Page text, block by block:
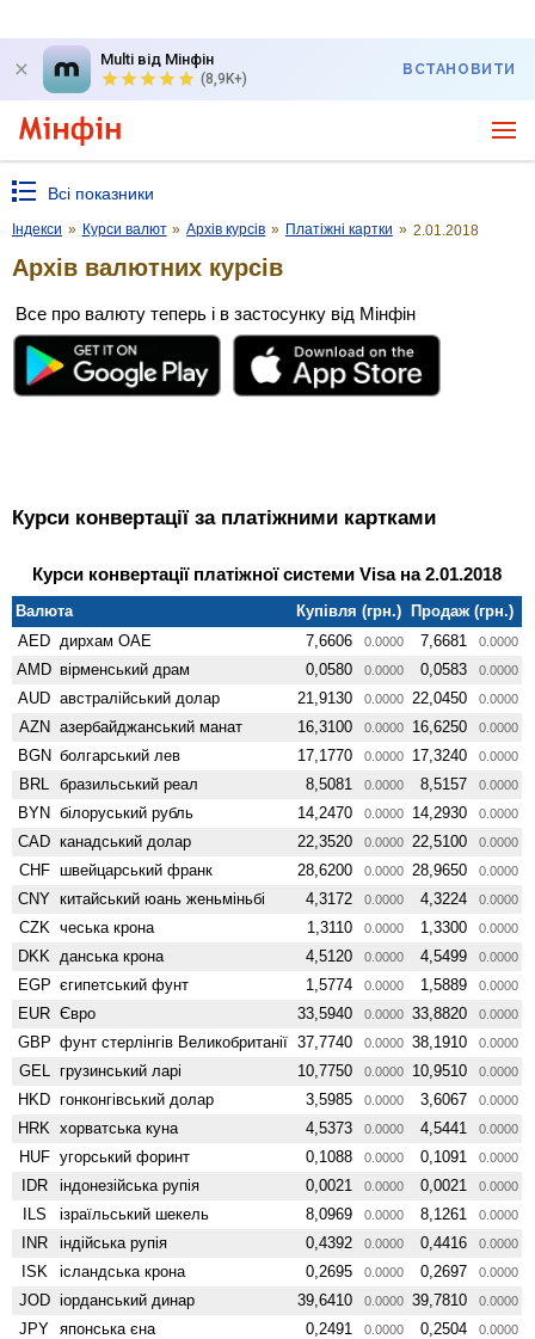
Multi від Мінфін
(8,9K+)
ВСТАНОВИТИ
Всі показники
Індекси » Курси валют » Архів курсів » Платіжні картки » 2.01.2018
Архів валютних курсів
Все про валюту теперь і в застосунку від Мінфін
Курси конвертації за платіжними картками
Курси конвертації платіжної системи Visa на 2.01.2018
Валюта Купівля (грн.)
Продаж (грн.)
AED дирхам ОАЕ 7,6606 0.0000 7,6681 0.0000
AMD вiрменський драм 0,0580 0.0000 0,0583 0.0000
AUD австралійський долар 21,9130 0.0000 22,0450 0.0000
AZN азербайджанський манат 16,3100 0.0000 16,6250 0.0000
BGN болгарський лев 17,1770 0.0000 17,3240 0.0000
BRL бразильський реал 8,5081 0.0000 8,5157 0.0000
BYN білоруський рубль 14,2470 0.0000 14,2930 0.0000
CAD канадський долар 22,3520 0.0000 22,5100 0.0000
CHF швейцарський франк 28,6200 0.0000 28,9650 0.0000
CNY китайський юань женьмiньбi 4,3172 0.0000 4,3224 0.0000
CZK чеська крона 1,3110 0.0000 1,3300 0.0000
DKK данська крона 4,5120 0.0000 4,5499 0.0000
EGP єгипетський фунт 1,5774 0.0000 1,5889 0.0000
EUR Євро 33,5940 0.0000 33,8820 0.0000
GBP фунт стерлінгів Велико­британії 37,7740 0.0000 38,1910 0.0000
GEL грузинський ларі 10,7750 0.0000 10,9510 0.0000
HKD гонконгівський долар 3,5985 0.0000 3,6067 0.0000
HRK хорватська куна 4,5373 0.0000 4,5441 0.0000
HUF угорський форинт 0,1088 0.0000 0,1091 0.0000
IDR індонезійська рупія 0,0021 0.0000 0,0021 0.0000
ILS ізраїльський шекель 8,0969 0.0000 8,1261 0.0000
INR індійська рупія 0,4392 0.0000 0,4416 0.0000
ISK ісландська крона 0,2695 0.0000 0,2697 0.0000
JOD іорданський динар 39,6410 0.0000 39,7810 0.0000
JPY японська єна 0,2491 0.0000 0,2504 0.0000